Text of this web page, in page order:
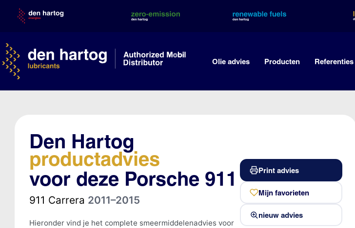
content
Olie advies Producten Referenties
Den Hartog
productadvies
voor deze Porsche 911
911 Carrera 2011–2015
Hieronder vind je het complete smeermiddelenadvies voor
Print advies
Mijn favorieten
nieuw advies